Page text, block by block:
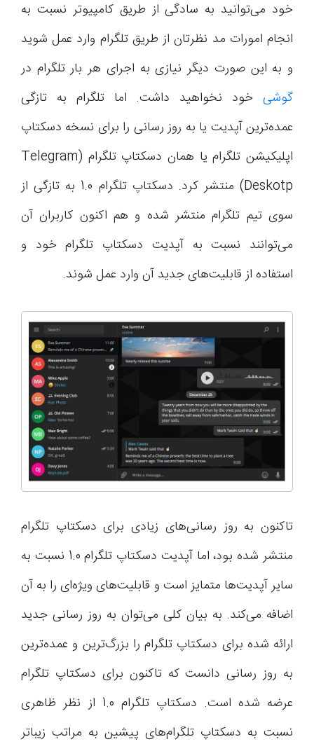
خود می‌توانید به سادگی از طریق کامپیوتر نسبت به
انجام امورات مد نظرتان از طریق تلگرام وارد عمل شوید
و به این صورت دیگر نیازی به اجرای هر بار تلگرام در
گوشی خود نخواهید داشت. اما تلگرام به تازگی
عمده‌ترین آپدیت یا به روز رسانی را برای نسخه دسکتاپ
اپلیکیشن تلگرام یا همان دسکتاپ تلگرام (Telegram
Deskotp) منتشر کرد. دسکتاپ تلگرام 1.0 به تازگی از
سوی تیم تلگرام منتشر شده و هم اکنون کاربران آن
می‌توانند نسبت به آپدیت دسکتاپ تلگرام خود و
استفاده از قابلیت‌های جدید آن وارد عمل شوند.
تاکنون به روز رسانی‌های زیادی برای دسکتاپ تلگرام
منتشر شده بود، اما آپدیت دسکتاپ تلگرام 1.0 نسبت به
سایر آپدیت‌ها متمایز است و قابلیت‌های ویژه‌ای را به آن
اضافه می‌کند. به بیان کلی می‌توان به روز رسانی جدید
ارائه شده برای دسکتاپ تلگرام را بزرگ‌ترین و عمده‌ترین
به روز رسانی دانست که تاکنون برای دسکتاپ تلگرام
عرضه شده است. دسکتاپ تلگرام 1.0 از نظر ظاهری
نسبت به دسکتاپ تلگرام‌های پیشین به مراتب زیباتر